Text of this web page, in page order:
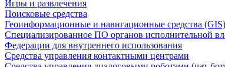
Игры и развлечения
Поисковые средства
Геоинформационные и навигационные средства (GIS)
Специализированное ПО органов исполнительной
Федерации для внутреннего использования
Средства управления контактными центрами